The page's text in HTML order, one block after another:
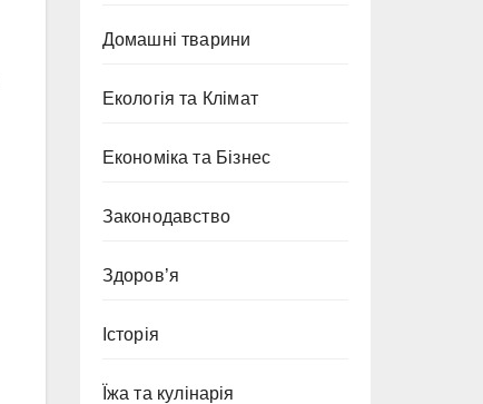
Домашні тварини
Екологія та Клімат
Економіка та Бізнес
Законодавство
Здоров’я
Історія
Їжа та кулінарія